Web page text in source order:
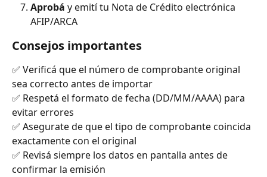
Aprobá y emití tu Nota de Crédito electrónica
AFIP/ARCA
Consejos importantes
✅ Verificá que el número de comprobante original
sea correcto antes de importar
✅ Respetá el formato de fecha (DD/MM/AAAA) para
evitar errores
✅ Asegurate de que el tipo de comprobante coincida
exactamente con el original
✅ Revisá siempre los datos en pantalla antes de
confirmar la emisión